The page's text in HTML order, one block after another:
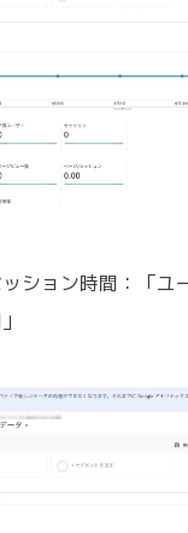
ッション時間：「